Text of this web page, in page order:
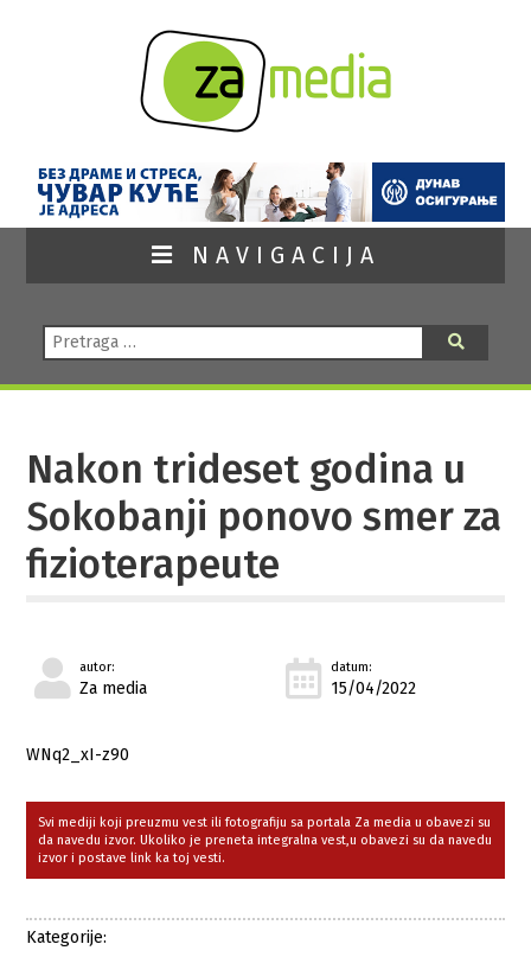
NAVIGACIJA
Pretraga:
Nakon trideset godina u
Sokobanji ponovo smer za
fizioterapeute
autor:
Za media
datum:
15/04/2022
WNq2_xI-z90
Svi mediji koji preuzmu vest ili fotografiju sa portala Za media u obavezi su
da navedu izvor. Ukoliko je preneta integralna vest,u obavezi su da navedu
izvor i postave link ka toj vesti.
Kategorije: